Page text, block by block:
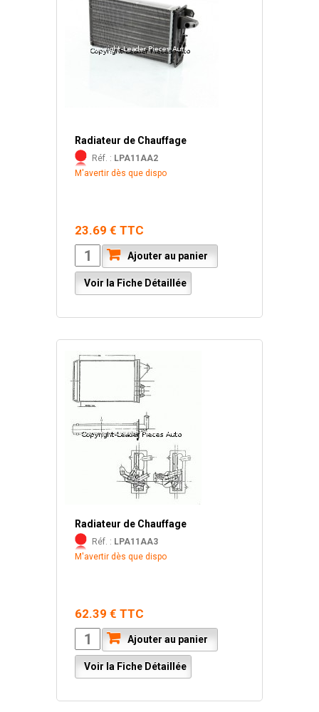
Radiateur de Chauffage
Réf. : LPA11AA2
M'avertir dès que dispo
23.69 € TTC
Ajouter au panier
Voir la Fiche Détaillée
Radiateur de Chauffage
Réf. : LPA11AA3
M'avertir dès que dispo
62.39 € TTC
Ajouter au panier
Voir la Fiche Détaillée